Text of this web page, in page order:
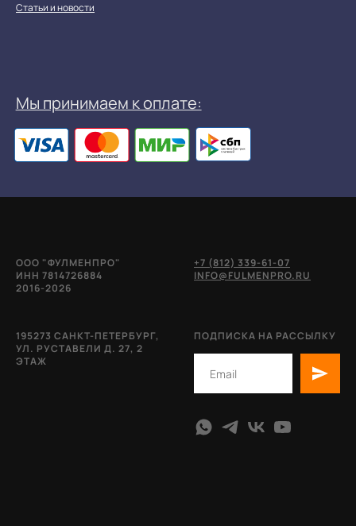
Статьи и новости
ООО "ФУЛМЕНПРО"
ИНН 7814726884
2016-2026
+7 (812) 339-61-07
INFO@FULMENPRO.RU
195273 САНКТ-ПЕТЕРБУРГ,
УЛ. РУСТАВЕЛИ Д. 27, 2
ЭТАЖ
ПОДПИСКА НА РАССЫЛКУ